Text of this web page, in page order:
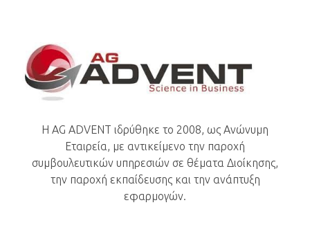
H AG ADVENT ιδρύθηκε το 2008, ως Ανώνυμη
Εταιρεία, με αντικείμενο την παροχή
συμβουλευτικών υπηρεσιών σε θέματα Διοίκησης,
την παροχή εκπαίδευσης και την ανάπτυξη
εφαρμογών.